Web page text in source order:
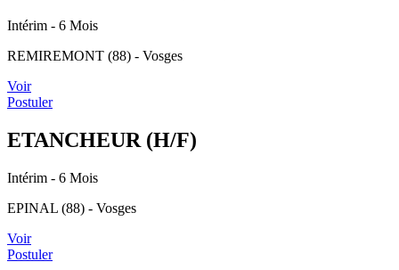
Intérim - 6 Mois
REMIREMONT (88) - Vosges
Voir
Postuler
ETANCHEUR (H/F)
Intérim - 6 Mois
EPINAL (88) - Vosges
Voir
Postuler